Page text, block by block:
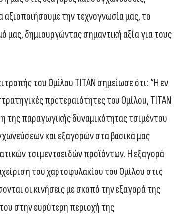
την τεχνογνωσία μας, το
μας, δημιουργώντας σημαντική αξία για τους
του Ομίλου ΤΙΤΑΝ σημείωσε ότι: “H εν
προτεραιότητες του Ομίλοu, ΤΙΤΑΝ
της παραγωγικής δυναμικότητας τσιμέντου
και εξαγορών στα βασικά μας
τσιμεντοειδών προϊόντων. Η εξαγορά
του χαρτοφυλακίου του Ομίλου στις
οι κινήσεις με σκοπό την εξαγορά της
στην ευρύτερη περιοχή της